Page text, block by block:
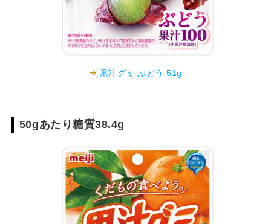
果汁グミ ぶどう 51g
50gあたり糖質38.4g